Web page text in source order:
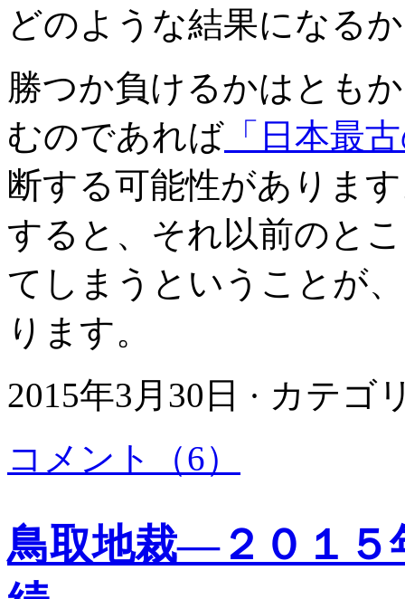
どのような結果になる
勝つか負けるかはとも
むのであれば 「日本最
断する可能性がありま
すると、それ以前のと
てしまうということが
ります。
2015年3月30日 · カテゴ
コメント（6）
鳥取地裁―２０１５